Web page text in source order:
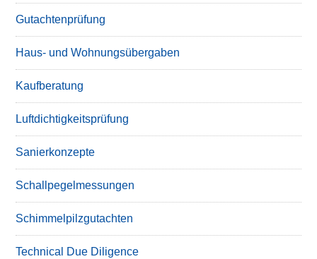
Gutachtenprüfung
Haus- und Wohnungsübergaben
Kaufberatung
Luftdichtigkeitsprüfung
Sanierkonzepte
Schallpegelmessungen
Schimmelpilzgutachten
Technical Due Diligence